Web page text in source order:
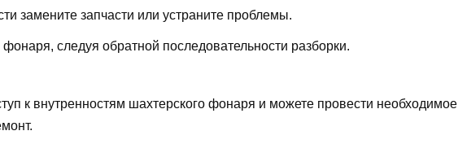
замените запчасти или устраните проблемы.
следуя обратной последовательности разборки.
к внутренностям шахтерского фонаря и можете провести необходимое